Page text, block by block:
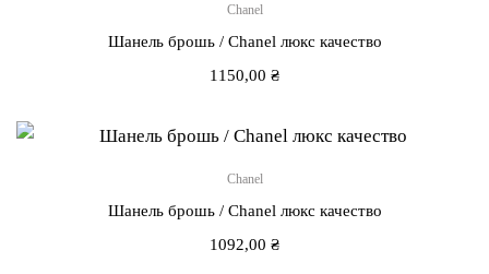
Chanel
Шанель брошь / Chanel люкс качество
1150,00 ₴
Chanel
Шанель брошь / Chanel люкс качество
1092,00 ₴